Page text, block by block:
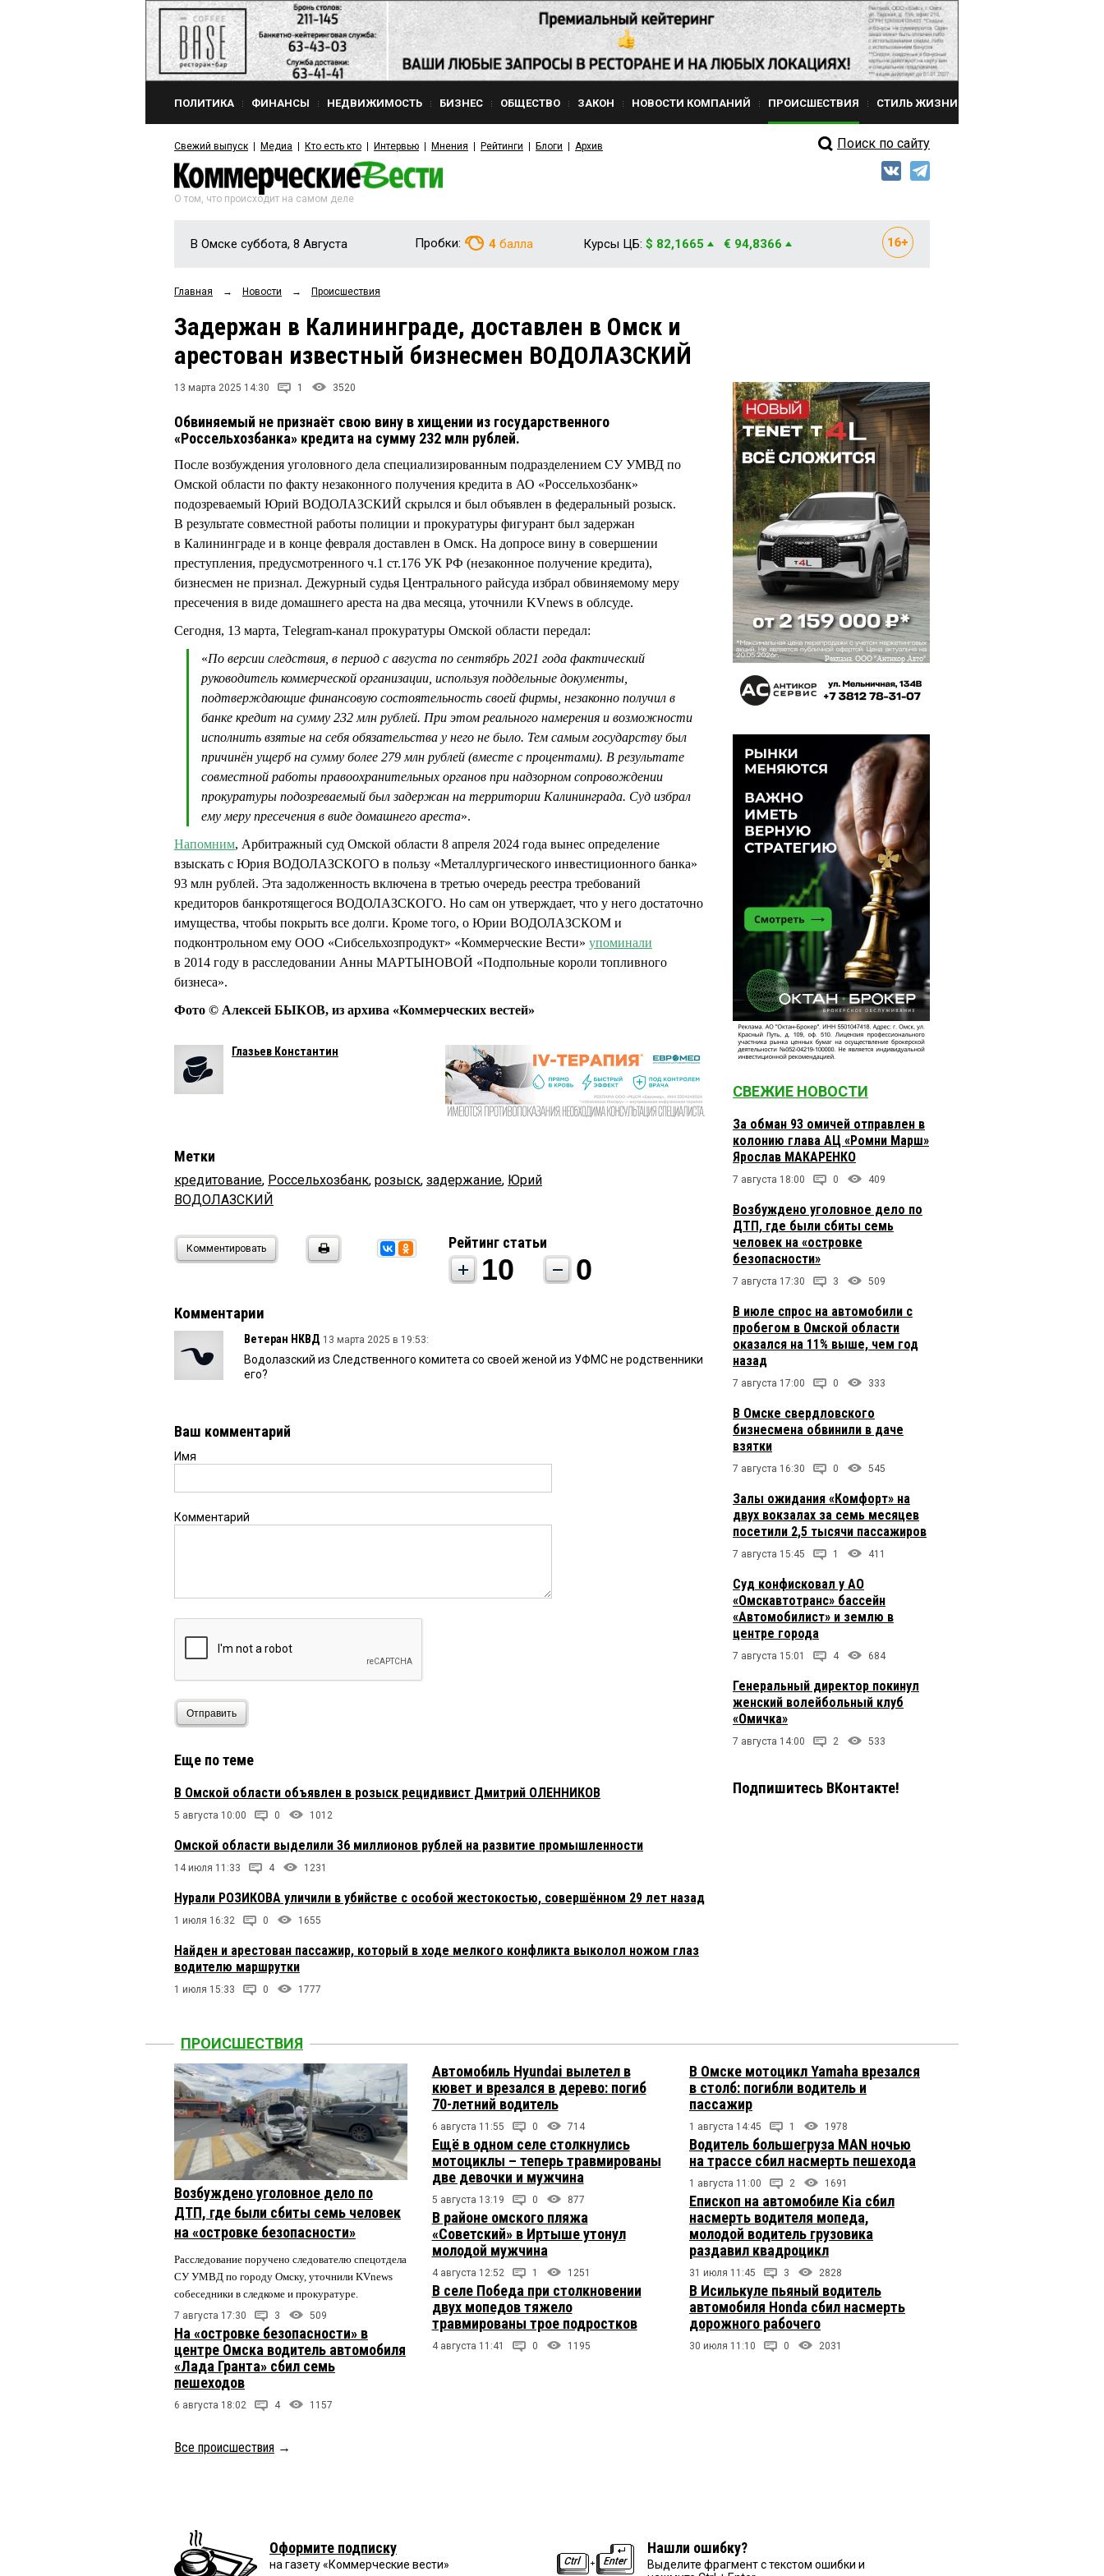
ПОЛИТИКА ФИНАНСЫ НЕДВИЖИМОСТЬ БИЗНЕС ОБЩЕСТВО ЗАКОН НОВОСТИ КОМПАНИЙ ПРОИСШЕСТВИЯ СТИЛЬ ЖИЗНИ
Свежий выпуск Медиа Кто есть кто Интервью Мнения Рейтинги Блоги Архив Поиск по сайту
О том, что происходит на самом деле
В Омске суббота, 8 Августа Пробки: 4 балла Курсы ЦБ: $ 82,1665 € 94,8366
Главная → Новости → Происшествия
Задержан в Калининграде, доставлен в Омск и
арестован известный бизнесмен ВОДОЛАЗСКИЙ
13 марта 2025 14:30 1 3520
Обвиняемый не признаёт свою вину в хищении из государственного
«Россельхозбанка» кредита на сумму 232 млн рублей.
После возбуждения уголовного дела специализированным подразделением СУ УМВД по
Омской области по факту незаконного получения кредита в АО «Россельхозбанк»
подозреваемый Юрий ВОДОЛАЗСКИЙ скрылся и был объявлен в федеральный розыск.
В результате совместной работы полиции и прокуратуры фигурант был задержан
в Калининграде и в конце февраля доставлен в Омск. На допросе вину в совершении
преступления, предусмотренного ч.1 ст.176 УК РФ (незаконное получение кредита),
бизнесмен не признал. Дежурный судья Центрального райсуда избрал обвиняемому меру
пресечения в виде домашнего ареста на два месяца, уточнили KVnews в облсуде.
Сегодня, 13 марта, Тelegram-канал прокуратуры Омской области передал:
«По версии следствия, в период с августа по сентябрь 2021 года фактический
руководитель коммерческой организации, используя поддельные документы,
подтверждающие финансовую состоятельность своей фирмы, незаконно получил в
банке кредит на сумму 232 млн рублей. При этом реального намерения и возможности
исполнить взятые на себя обязательства у него не было. Тем самым государству был
причинён ущерб на сумму более 279 млн рублей (вместе с процентами). В результате
совместной работы правоохранительных органов при надзорном сопровождении
прокуратуры подозреваемый был задержан на территории Калининграда. Суд избрал
ему меру пресечения в виде домашнего ареста».
Напомним, Арбитражный суд Омской области 8 апреля 2024 года вынес определение
взыскать с Юрия ВОДОЛАЗСКОГО в пользу «Металлургического инвестиционного банка»
93 млн рублей. Эта задолженность включена в третью очередь реестра требований
кредиторов банкротящегося ВОДОЛАЗСКОГО. Но сам он утверждает, что у него достаточно
имущества, чтобы покрыть все долги. Кроме того, о Юрии ВОДОЛАЗСКОМ и
подконтрольном ему ООО «Сибсельхозпродукт» «Коммерческие Вести» упоминали
в 2014 году в расследовании Анны МАРТЫНОВОЙ «Подпольные короли топливного
бизнеса».
Фото © Алексей БЫКОВ, из архива «Коммерческих вестей»
Глазьев Константин
Метки
кредитование, Россельхозбанк, розыск, задержание, Юрий
ВОДОЛАЗСКИЙ
Комментировать Рейтинг статьи
10 0
Комментарии
Ветеран НКВД 13 марта 2025 в 19:53:
Водолазский из Следственного комитета со своей женой из УФМС не родственники
его?
Ваш комментарий
Имя
Комментарий
Отправить
Еще по теме
В Омской области объявлен в розыск рецидивист Дмитрий ОЛЕННИКОВ
5 августа 10:00 0 1012
Омской области выделили 36 миллионов рублей на развитие промышленности
14 июля 11:33 4 1231
Нурали РОЗИКОВА уличили в убийстве с особой жестокостью, совершённом 29 лет назад
1 июля 16:32 0 1655
Найден и арестован пассажир, который в ходе мелкого конфликта выколол ножом глаз
водителю маршрутки
1 июля 15:33 0 1777
СВЕЖИЕ НОВОСТИ
За обман 93 омичей отправлен в
колонию глава АЦ «Ромни Марш»
Ярослав МАКАРЕНКО
7 августа 18:00 0 409
Возбуждено уголовное дело по
ДТП, где были сбиты семь
человек на «островке
безопасности»
7 августа 17:30 3 509
В июле спрос на автомобили с
пробегом в Омской области
оказался на 11% выше, чем год
назад
7 августа 17:00 0 333
В Омске свердловского
бизнесмена обвинили в даче
взятки
7 августа 16:30 0 545
Залы ожидания «Комфорт» на
двух вокзалах за семь месяцев
посетили 2,5 тысячи пассажиров
7 августа 15:45 1 411
Суд конфисковал у АО
«Омскавтотранс» бассейн
«Автомобилист» и землю в
центре города
7 августа 15:01 4 684
Генеральный директор покинул
женский волейбольный клуб
«Омичка»
7 августа 14:00 2 533
Подпишитесь ВКонтакте!
ПРОИСШЕСТВИЯ
Возбуждено уголовное дело по
ДТП, где были сбиты семь человек
на «островке безопасности»
Расследование поручено следователю спецотдела
СУ УМВД по городу Омску, уточнили KVnews
собеседники в следкоме и прокуратуре.
7 августа 17:30 3 509
На «островке безопасности» в
центре Омска водитель автомобиля
«Лада Гранта» сбил семь
пешеходов
6 августа 18:02 4 1157
Автомобиль Hyundai вылетел в
кювет и врезался в дерево: погиб
70-летний водитель
6 августа 11:55 0 714
Ещё в одном селе столкнулись
мотоциклы – теперь травмированы
две девочки и мужчина
5 августа 13:19 0 877
В районе омского пляжа
«Советский» в Иртыше утонул
молодой мужчина
4 августа 12:52 1 1251
В селе Победа при столкновении
двух мопедов тяжело
травмированы трое подростков
4 августа 11:41 0 1195
В Омске мотоцикл Yamaha врезался
в столб: погибли водитель и
пассажир
1 августа 14:45 1 1978
Водитель большегруза MAN ночью
на трассе сбил насмерть пешехода
1 августа 11:00 2 1691
Епископ на автомобиле Kia сбил
насмерть водителя мопеда,
молодой водитель грузовика
раздавил квадроцикл
31 июля 11:45 3 2828
В Исилькуле пьяный водитель
автомобиля Honda сбил насмерть
дорожного рабочего
30 июля 11:10 0 2031
Все происшествия →
Оформите подписку
на газету «Коммерческие вести»
Нашли ошибку?
Выделите фрагмент с текстом ошибки и